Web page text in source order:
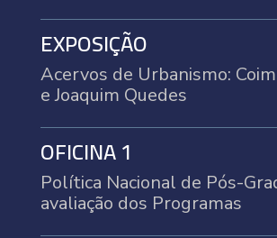
EXPOSIÇÃO
Acervos de Urbanismo:
e Joaquim Quedes
OFICINA 1
Política Nacional de Pós-
avaliação dos Programas